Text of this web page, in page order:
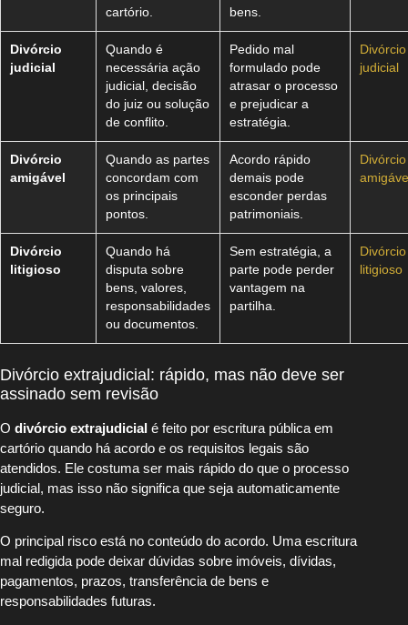
cartório.
bens.
Divórcio
judicial
Quando é
necessária ação
judicial, decisão
do juiz ou solução
de conflito.
Pedido mal
formulado pode
atrasar o processo
e prejudicar a
estratégia.
Divórcio
judicial
Divórcio
amigável
Quando as partes
concordam com
os principais
pontos.
Acordo rápido
demais pode
esconder perdas
patrimoniais.
Divórcio
Divórcio
litigioso
Quando há
disputa sobre
bens, valores,
responsabilidades
ou documentos.
Sem estratégia, a
parte pode perder
vantagem na
partilha.
Divórcio
litigioso
Divórcio extrajudicial: rápido, mas não deve ser
assinado sem revisão
O divórcio extrajudicial é feito por escritura pública em
cartório quando há acordo e os requisitos legais são
atendidos. Ele costuma ser mais rápido do que o processo
judicial, mas isso não significa que seja automaticamente
seguro.
O principal risco está no conteúdo do acordo. Uma escritura
mal redigida pode deixar dúvidas sobre imóveis, dívidas,
pagamentos, prazos, transferência de bens e
responsabilidades futuras.